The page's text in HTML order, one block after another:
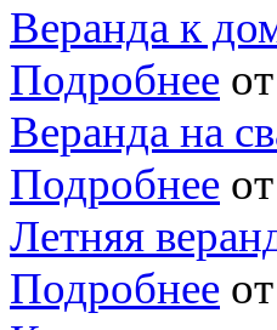
Веранда к
Подробнее
Веранда на
Подробнее
Летняя
Подробнее